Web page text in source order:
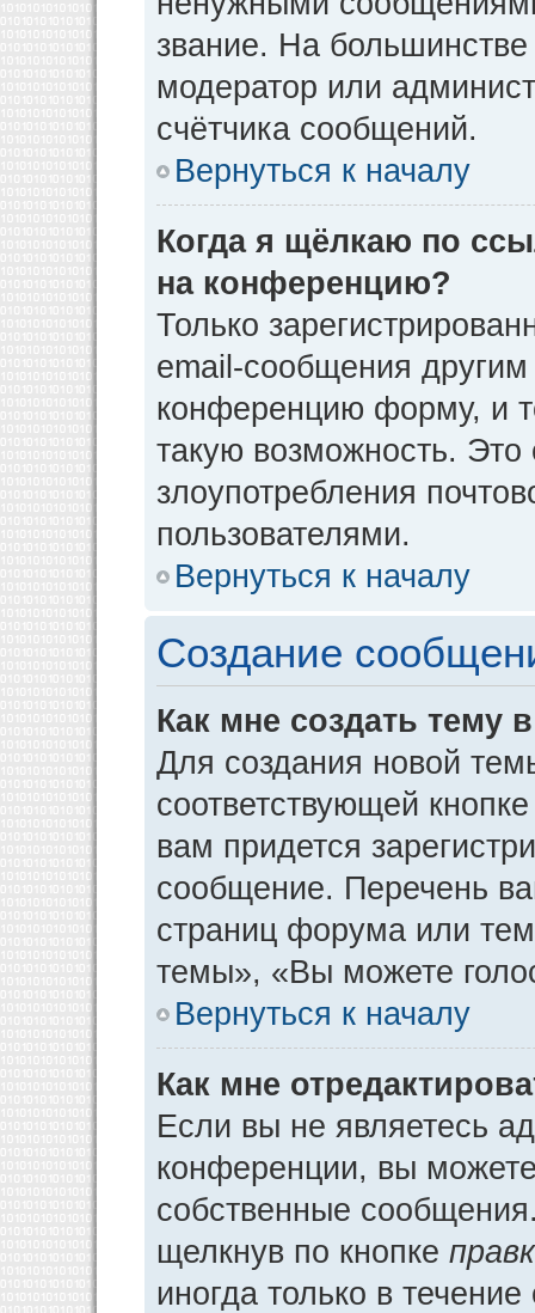
звание. На
модератор или
счётчика сообщений.
Вернуться к началу
Когда я щёлкаю по
на конференцию?
Только
email-сообщения
конференцию форму, и
такую возможность. Это
злоупотребления
пользователями.
Вернуться к началу
Создание
Как мне создать тему
Для создания новой
соответствующей
вам придется
сообщение. Перечень
страниц форума или
темы», «Вы можете
Вернуться к началу
Как мне
Если вы не являетесь
конференции, вы можете
собственные
щелкнув по кнопке
иногда только в